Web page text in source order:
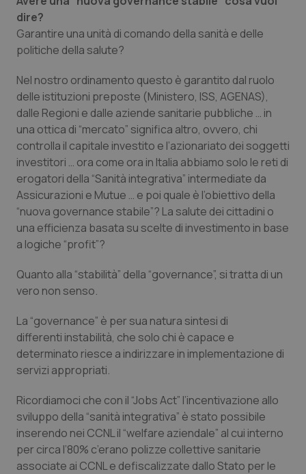
dire?
Garantire una unità di comando della sanità e delle
politiche della salute?
Nel nostro ordinamento questo è garantito dal ruolo
delle istituzioni preposte (Ministero, ISS, AGENAS),
dalle Regioni e dalle aziende sanitarie pubbliche … in
una ottica di “mercato” significa altro, ovvero, chi
controlla il capitale investito e l’azionariato dei soggetti
investitori … ora come ora in Italia abbiamo solo le reti di
erogatori della “Sanità integrativa” intermediate da
Assicurazioni e Mutue … e poi quale è l’obiettivo della
“nuova governance stabile”? La salute dei cittadini o
una efficienza basata su scelte di investimento in base
a logiche “profit”?
Quanto alla “stabilità” della “governance”, si tratta di un
vero non senso.
La “governance” è per sua natura sintesi di
differenti instabilità, che solo chi è capace e
determinato riesce a indirizzare in implementazione di
servizi appropriati.
Ricordiamoci che con il “Jobs Act” l’incentivazione allo
sviluppo della “sanità integrativa” è stato possibile
inserendo nei CCNL il “welfare aziendale” al cui interno
per circa l’80% c’erano polizze collettive sanitarie
associate ai CCNL e defiscalizzate dallo Stato per le